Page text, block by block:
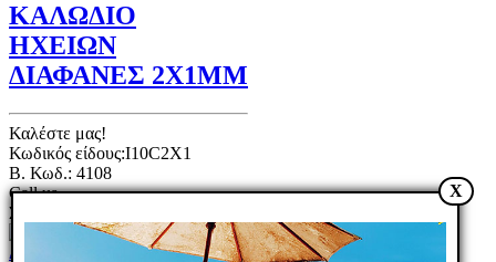
ΚΑΛΩΔΙΟ
ΗΧΕΙΩΝ
ΔΙΑΦΑΝΕΣ 2Χ1ΜΜ
Καλέστε μας!
Κωδικός είδους:I10C2X1
B. Κωδ.: 4108
Call us
Σύγκριση
X